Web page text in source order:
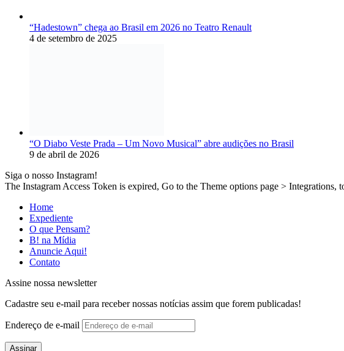
“Hadestown” chega ao Brasil em 2026 no Teatro Renault
4 de setembro de 2025
“O Diabo Veste Prada – Um Novo Musical” abre audições no Brasil
9 de abril de 2026
Siga o nosso Instagram!
The Instagram Access Token is expired, Go to the Theme options page > Integrations,
Home
Expediente
O que Pensam?
B! na Mídia
Anuncie Aqui!
Contato
Assine nossa newsletter
Cadastre seu e-mail para receber nossas notícias assim que forem publicadas!
Endereço de e-mail
Assinar